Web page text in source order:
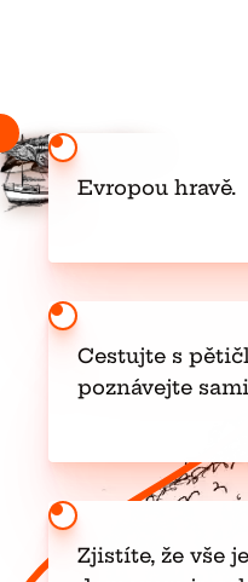
Evropou hravě.
Cestujte s
poznávejte
Zjistíte, že vše